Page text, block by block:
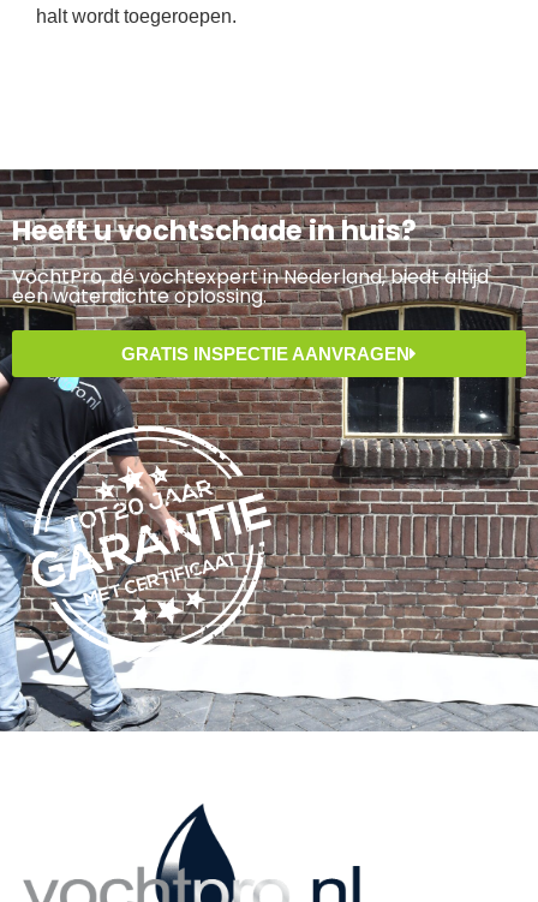
halt wordt toegeroepen.
Heeft u vochtschade in huis?
VochtPro, dé vochtexpert in Nederland, biedt altijd
een waterdichte oplossing.
GRATIS INSPECTIE AANVRAGEN